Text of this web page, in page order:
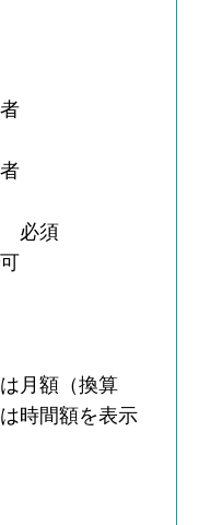
必須
月額（換算
時間額を表示